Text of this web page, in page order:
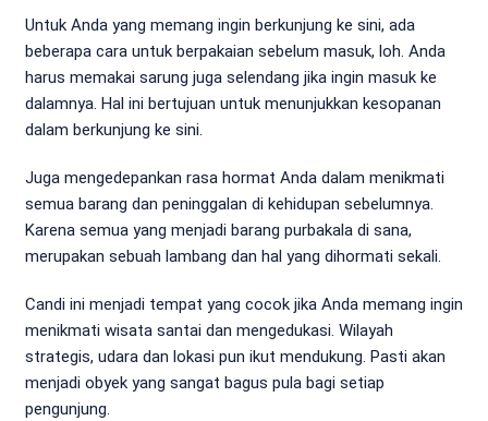
Untuk Anda yang memang ingin berkunjung ke sini, ada
beberapa cara untuk berpakaian sebelum masuk, loh. Anda
harus memakai sarung juga selendang jika ingin masuk ke
dalamnya. Hal ini bertujuan untuk menunjukkan kesopanan
dalam berkunjung ke sini.
Juga mengedepankan rasa hormat Anda dalam menikmati
semua barang dan peninggalan di kehidupan sebelumnya.
Karena semua yang menjadi barang purbakala di sana,
merupakan sebuah lambang dan hal yang dihormati sekali.
Candi ini menjadi tempat yang cocok jika Anda memang ingin
menikmati wisata santai dan mengedukasi. Wilayah
strategis, udara dan lokasi pun ikut mendukung. Pasti akan
menjadi obyek yang sangat bagus pula bagi setiap
pengunjung.